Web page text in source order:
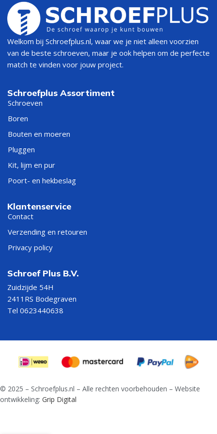
Welkom bij Schroefplus.nl, waar we je niet alleen voorzien
van de beste schroeven, maar je ook helpen om de perfecte
match te vinden voor jouw project.
Schroefplus Assortiment
Schroeven
Boren
Bouten en moeren
Pluggen
Kit, lijm en pur
Poort- en hekbeslag
Klantenservice
Contact
Verzending en retouren
Privacy policy
Schroef Plus B.V.
Zuidzijde 54H
2411RS Bodegraven
Tel 0623440638
© 2025 – Schroefplus.nl – Alle rechten voorbehouden – Website
ontwikkeling: Grip Digital